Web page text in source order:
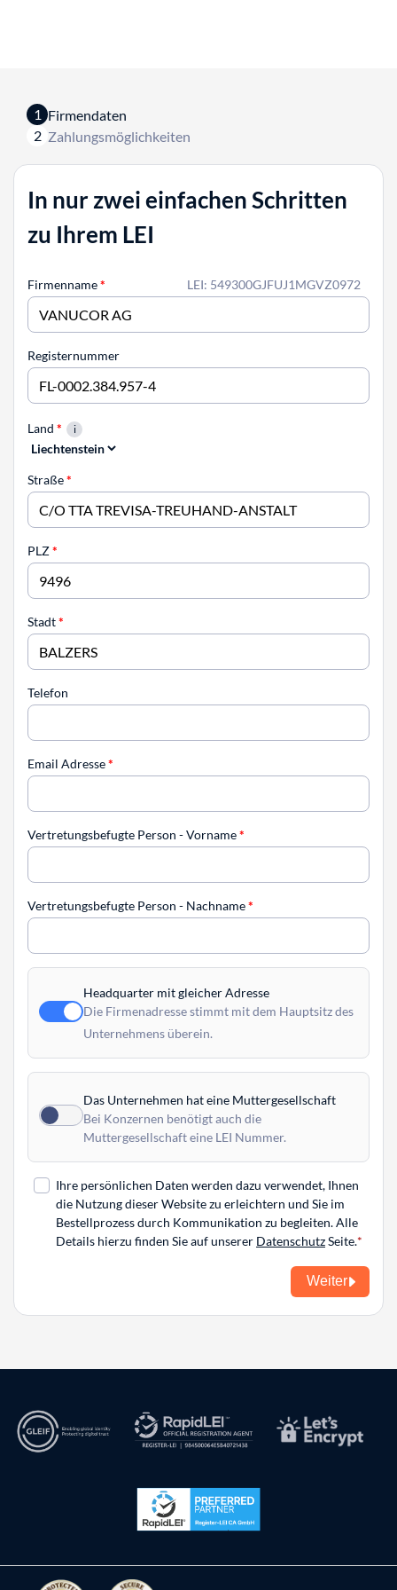
1 Firmendaten
2 Zahlungsmöglichkeiten
In nur zwei einfachen Schritten
zu Ihrem LEI
LEI: 549300GJFUJ1MGVZ0972
Firmenname*
Registernummer
Land *
Straße*
PLZ*
Stadt*
Telefon
Email Adresse*
Vertretungsbefugte Person - Vorname*
Vertretungsbefugte Person - Nachname*
Headquarter mit gleicher Adresse
Die Firmenadresse stimmt mit dem Hauptsitz des
Unternehmens überein.
Das Unternehmen hat eine Muttergesellschaft
Bei Konzernen benötigt auch die
Muttergesellschaft eine LEI Nummer.
Ihre persönlichen Daten werden dazu verwendet, Ihnen
die Nutzung dieser Website zu erleichtern und Sie im
Bestellprozess durch Kommunikation zu begleiten. Alle
Details hierzu finden Sie auf unserer DatenschutzSeite.
Weiter